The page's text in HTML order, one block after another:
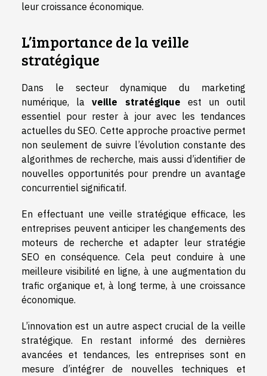
leur croissance économique.
L’importance de la veille
stratégique
Dans le secteur dynamique du marketing
numérique, laveille stratégique est un outil
essentiel pour rester à jour avec les tendances
actuelles du SEO. Cette approche proactive permet
non seulement de suivre l’évolution constante des
algorithmes de recherche, mais aussi d’identifier de
nouvelles opportunités pour prendre un avantage
concurrentiel significatif.
En effectuant une veille stratégique efficace, les
entreprises peuvent anticiper les changements des
moteurs de recherche et adapter leur stratégie
SEO en conséquence. Cela peut conduire à une
meilleure visibilité en ligne, à une augmentation du
trafic organique et, à long terme, à une croissance
économique.
L’innovation est un autre aspect crucial de la veille
stratégique. En restant informé des dernières
avancées et tendances, les entreprises sont en
mesure d’intégrer de nouvelles techniques et